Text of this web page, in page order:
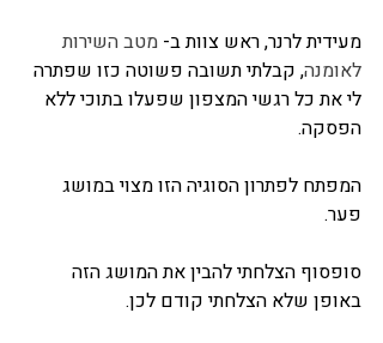
מעידית לרנר, ראש צוות ב- מטב השירות
לאומנה, קבלתי תשובה פשוטה כזו שפתרה
לי את כל רגשי המצפון שפעלו בתוכי ללא
הפסקה.
המפתח לפתרון הסוגיה הזו מצוי במושג
פער.
סופסוף הצלחתי להבין את המושג הזה
באופן שלא הצלחתי קודם לכן.